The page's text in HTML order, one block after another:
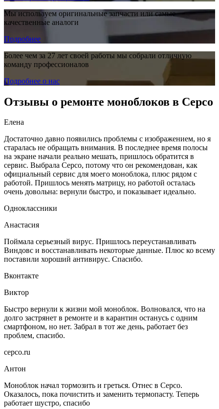
Мы используем оригинальные запчасти или самые
качественные аналоги
Подробнее
Более чем за 27 лет своей работы мы собрали отличную
команду профессионалов
Подробнее о нас
Отзывы о ремонте моноблоков в Серсо
Елена
Достаточно давно появились проблемы с изображением, но я
старалась не обращать внимания. В последнее время полосы
на экране начали реально мешать, пришлось обратится в
сервис. Выбрала Серсо, потому что он рекомендован, как
официальный сервис для моего моноблока, плюс рядом с
работой. Пришлось менять матрицу, но работой осталась
очень довольна: вернули быстро, и показывает идеально.
Одноклассники
Анастасия
Поймала серьезный вирус. Пришлось переустанавливать
Виндовс и восстанавливать некоторые данные. Плюс ко всему
поставили хороший антивирус. Спасибо.
Вконтакте
Виктор
Быстро вернули к жизни мой моноблок. Волновался, что на
долго застрянет в ремонте и в карантин останусь с одним
смартфоном, но нет. Забрал в тот же день, работает без
проблем, спасибо.
серсо.ru
Антон
Моноблок начал тормозить и греться. Отнес в Серсо.
Оказалось, пока почистить и заменить термопасту. Теперь
работает шустро, спасибо